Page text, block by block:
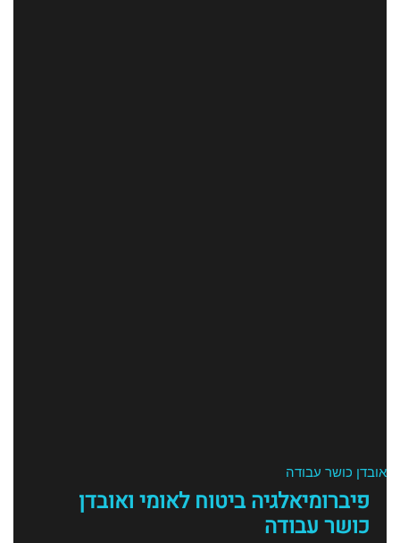
אובדן כושר עבודה
פיברומיאלגיה ביטוח לאומי ואובדן
כושר עבודה